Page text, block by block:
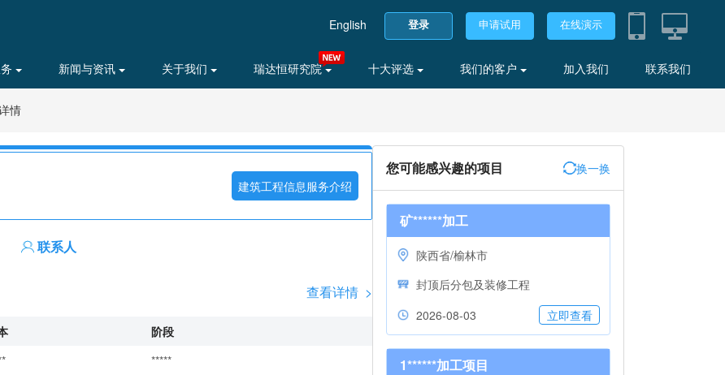
English 登录 申请试用 在线演示
新闻与资讯 关于我们 瑞达恒研究院 十大评选 我们的客户 加入我们 联系我们
情
建筑工程信息服务介绍
联系人
查看详情 >
阶段
*****
您可能感兴趣的项目 换一换
矿******加工
陕西省/榆林市
封顶后分包及装修工程
2026-08-03
立即查看
1******加工项目